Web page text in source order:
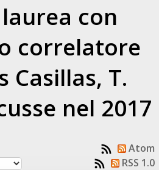
con
correlatore
Casillas, T.
nel 2017
Atom
RSS 1.0